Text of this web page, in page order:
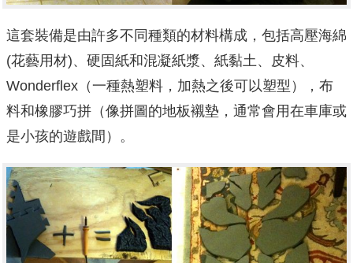
這套裝備是由許多不同種類的材料構成，包括高壓海綿
(花藝用材)、硬固紙和混凝紙漿、紙黏土、皮料、
Wonderflex（一種熱塑料，加熱之後可以塑型），布
料和橡膠巧拼（像拼圖的地板襯墊，通常會用在車庫或
是小孩的遊戲間）。